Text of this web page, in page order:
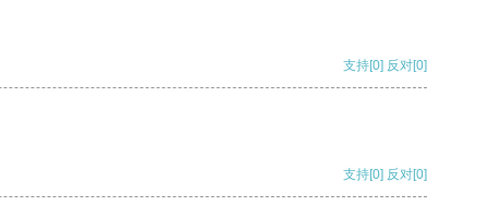
支持[0] 反对[0]
支持[0] 反对[0]